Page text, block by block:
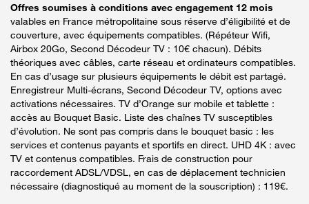
Offres soumises à conditions avec engagement 12 mois
valables en France métropolitaine sous réserve d’éligibilité et de
couverture, avec équipements compatibles. (Répéteur Wifi,
Airbox 20Go, Second Décodeur TV : 10€ chacun). Débits
théoriques avec câbles, carte réseau et ordinateurs compatibles.
En cas d’usage sur plusieurs équipements le débit est partagé.
Enregistreur Multi-écrans, Second Décodeur TV, options avec
activations nécessaires. TV d’Orange sur mobile et tablette :
accès au Bouquet Basic. Liste des chaînes TV susceptibles
d’évolution. Ne sont pas compris dans le bouquet basic : les
services et contenus payants et sportifs en direct. UHD 4K : avec
TV et contenus compatibles. Frais de construction pour
raccordement ADSL/VDSL, en cas de déplacement technicien
nécessaire (diagnostiqué au moment de la souscription) : 119€.